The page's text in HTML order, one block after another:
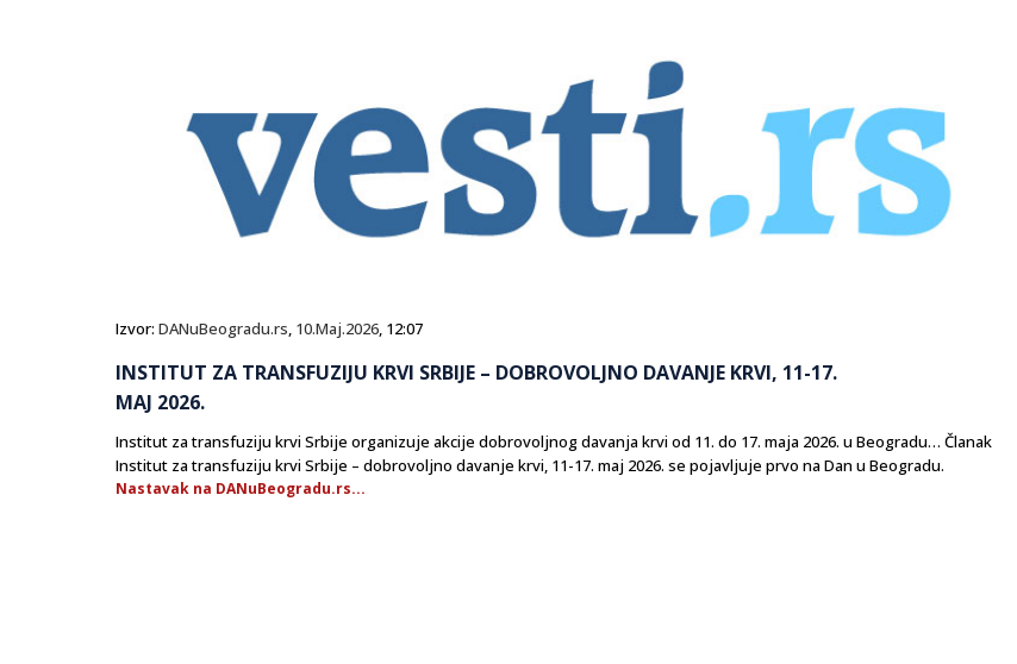
Izvor: DANuBeogradu.rs, 10.Maj.2026, 12:07
INSTITUT ZA TRANSFUZIJU KRVI SRBIJE – DOBROVOLJNO DAVANJE KRVI, 11-17.
MAJ 2026.
Institut za transfuziju krvi Srbije organizuje akcije dobrovoljnog davanja krvi od 11. do 17. maja 2026. u Beogradu… Članak
Institut za transfuziju krvi Srbije – dobrovoljno davanje krvi, 11-17. maj 2026. se pojavljuje prvo na Dan u Beogradu.
Nastavak na DANuBeogradu.rs...